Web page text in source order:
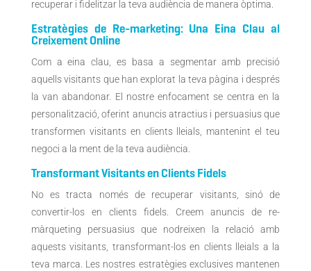
recuperar i fidelitzar la teva audiència de manera òptima.
Estratègies de Re-marketing: Una Eina Clau al
Creixement Online
Com a eina clau, es basa a segmentar amb precisió
aquells visitants que han explorat la teva pàgina i després
la van abandonar. El nostre enfocament se centra en la
personalització, oferint anuncis atractius i persuasius que
transformen visitants en clients lleials, mantenint el teu
negoci a la ment de la teva audiència.
Transformant Visitants en Clients Fidels
No es tracta només de recuperar visitants, sinó de
convertir-los en clients fidels. Creem anuncis de re-
màrqueting persuasius que nodreixen la relació amb
aquests visitants, transformant-los en clients lleials a la
teva marca. Les nostres estratègies exclusives mantenen